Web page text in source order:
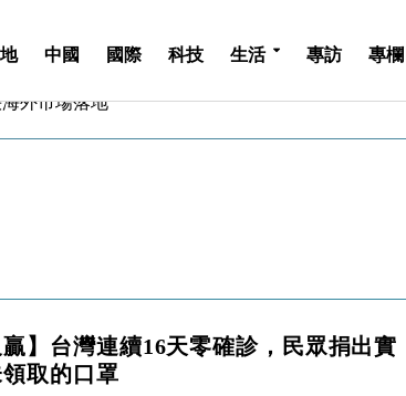
中國 國際 科技 生活 專訪 專欄
外市場落地
鎖定高消費客群
勢最強
市公司
外市場落地
贏】台灣連續16天零確診，民眾捐出實
取的口罩